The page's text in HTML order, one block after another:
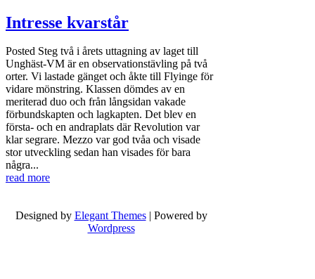
Intresse kvarstår
Posted Steg två i årets uttagning av laget till
Unghäst-VM är en observationstävling på två
orter. Vi lastade gänget och åkte till Flyinge för
vidare mönstring. Klassen dömdes av en
meriterad duo och från långsidan vakade
förbundskapten och lagkapten. Det blev en
första- och en andraplats där Revolution var
klar segrare. Mezzo var god tvåa och visade
stor utveckling sedan han visades för bara
några...
read more
Designed by Elegant Themes| Powered by
Wordpress